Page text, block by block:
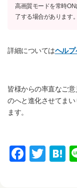
高画質モードを常時
了する場合があります。
詳細についてはヘルプ
皆様からの率直なご
のへと進化させてま
ます。
F
T
H